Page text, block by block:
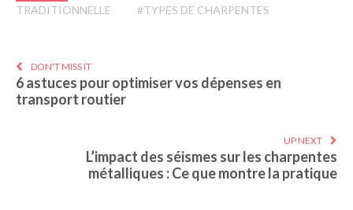
TRADITIONNELLE
#TYPES DE CHARPENTES
DON'T MISS IT
6 astuces pour optimiser vos dépenses en
transport routier
UP NEXT
L’impact des séismes sur les charpentes
métalliques : Ce que montre la pratique